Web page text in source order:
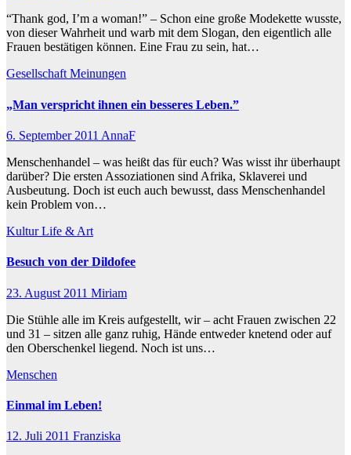
“Thank god, I’m a woman!” – Schon eine große Modekette wusste,
von dieser Wahrheit und warb mit dem Slogan, den eigentlich alle
Frauen bestätigen können. Eine Frau zu sein, hat…
GesellschaftMeinungen
„Man verspricht ihnen ein besseres Leben.”
6. September 2011 AnnaF
Menschenhandel – was heißt das für euch? Was wisst ihr überhaupt
darüber? Die ersten Assoziationen sind Afrika, Sklaverei und
Ausbeutung. Doch ist euch auch bewusst, dass Menschenhandel
kein Problem von…
KulturLife & Art
Besuch von der Dildofee
23. August 2011 Miriam
Die Stühle alle im Kreis aufgestellt, wir – acht Frauen zwischen 22
und 31 – sitzen alle ganz ruhig, Hände entweder knetend oder auf
den Oberschenkel liegend. Noch ist uns…
Menschen
Einmal im Leben!
12. Juli 2011 Franziska